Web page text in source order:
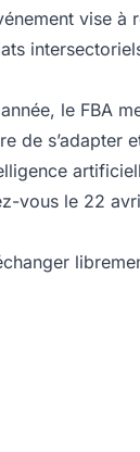
vise à
le FBA
de s’adapter
vous le 22